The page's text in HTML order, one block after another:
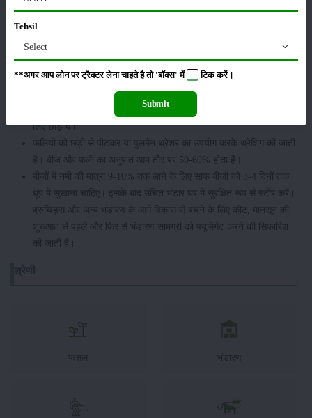
प्रतिकूल मौसम की स्थिति यानी बारिश और बादल छाए रहने वाला मौसम भी
कटाई के लिए ठीक नहीं होता है।
फसल काटने का सबसे अच्छा समय, जब बड़ी (80) प्रतिशत फलियाँ पूरी तरह
पक जाती हैं।
सही प्रकार के फसल कटाई उपकरण (दरांती) का प्रयोग न करना।
कटाई से पहले कीट संक्रमण से बचें।
काटने के बाद, यदि मौसम अनुमति देता है, तो कटे हुए तनों को खेत में सूखने के
लिए छोड़ दें।
फलियों को छड़ी से पीटकर या पुलमैन थ्रेशर का उपयोग करके थ्रेशिंग की जाती
है। बीज और फली का अनुपात आम तौर पर 50-60% होता है।
बीजों में नमी की मात्रा 9-10% तक लाने के लिए साफ बीजों को 3-4 दिनों तक
धूप में सुखाना चाहिए। इसके बाद उचित भंडार घर में सुरक्षित रूप से स्टोर करें।
ब्रुचिड्स और अन्य भंडारण के आगे विकास से बचने के लिए कीट, मानसून की
शुरुआत से पहले और फिर से भंडारण सामग्री को फ्यूमिगेट करने की सिफारिश
की जाती है।
फसल भंडारण
Tehsil
Select
**अगर आप लोन पर ट्रैक्टर लेना चाहते है तो 'बॉक्स' में टिककरें।
Submit